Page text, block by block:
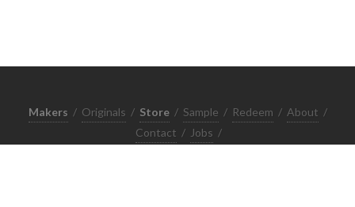
Makers / Originals / Store / Sample / Redeem / About /
Contact / Jobs /